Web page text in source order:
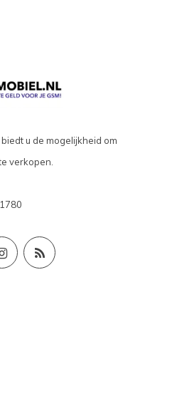
u de mogelijkheid om
verkopen.